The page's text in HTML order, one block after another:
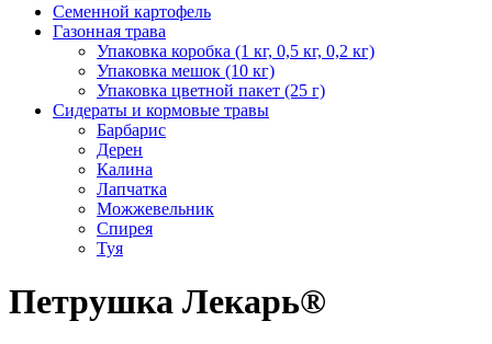
Семенной картофель
Газонная трава
Упаковка коробка (1 кг, 0,5 кг, 0,2 кг)
Упаковка мешок (10 кг)
Упаковка цветной пакет (25 г)
Сидераты и кормовые травы
Барбарис
Дерен
Калина
Лапчатка
Можжевельник
Спирея
Туя
Петрушка Лекарь®